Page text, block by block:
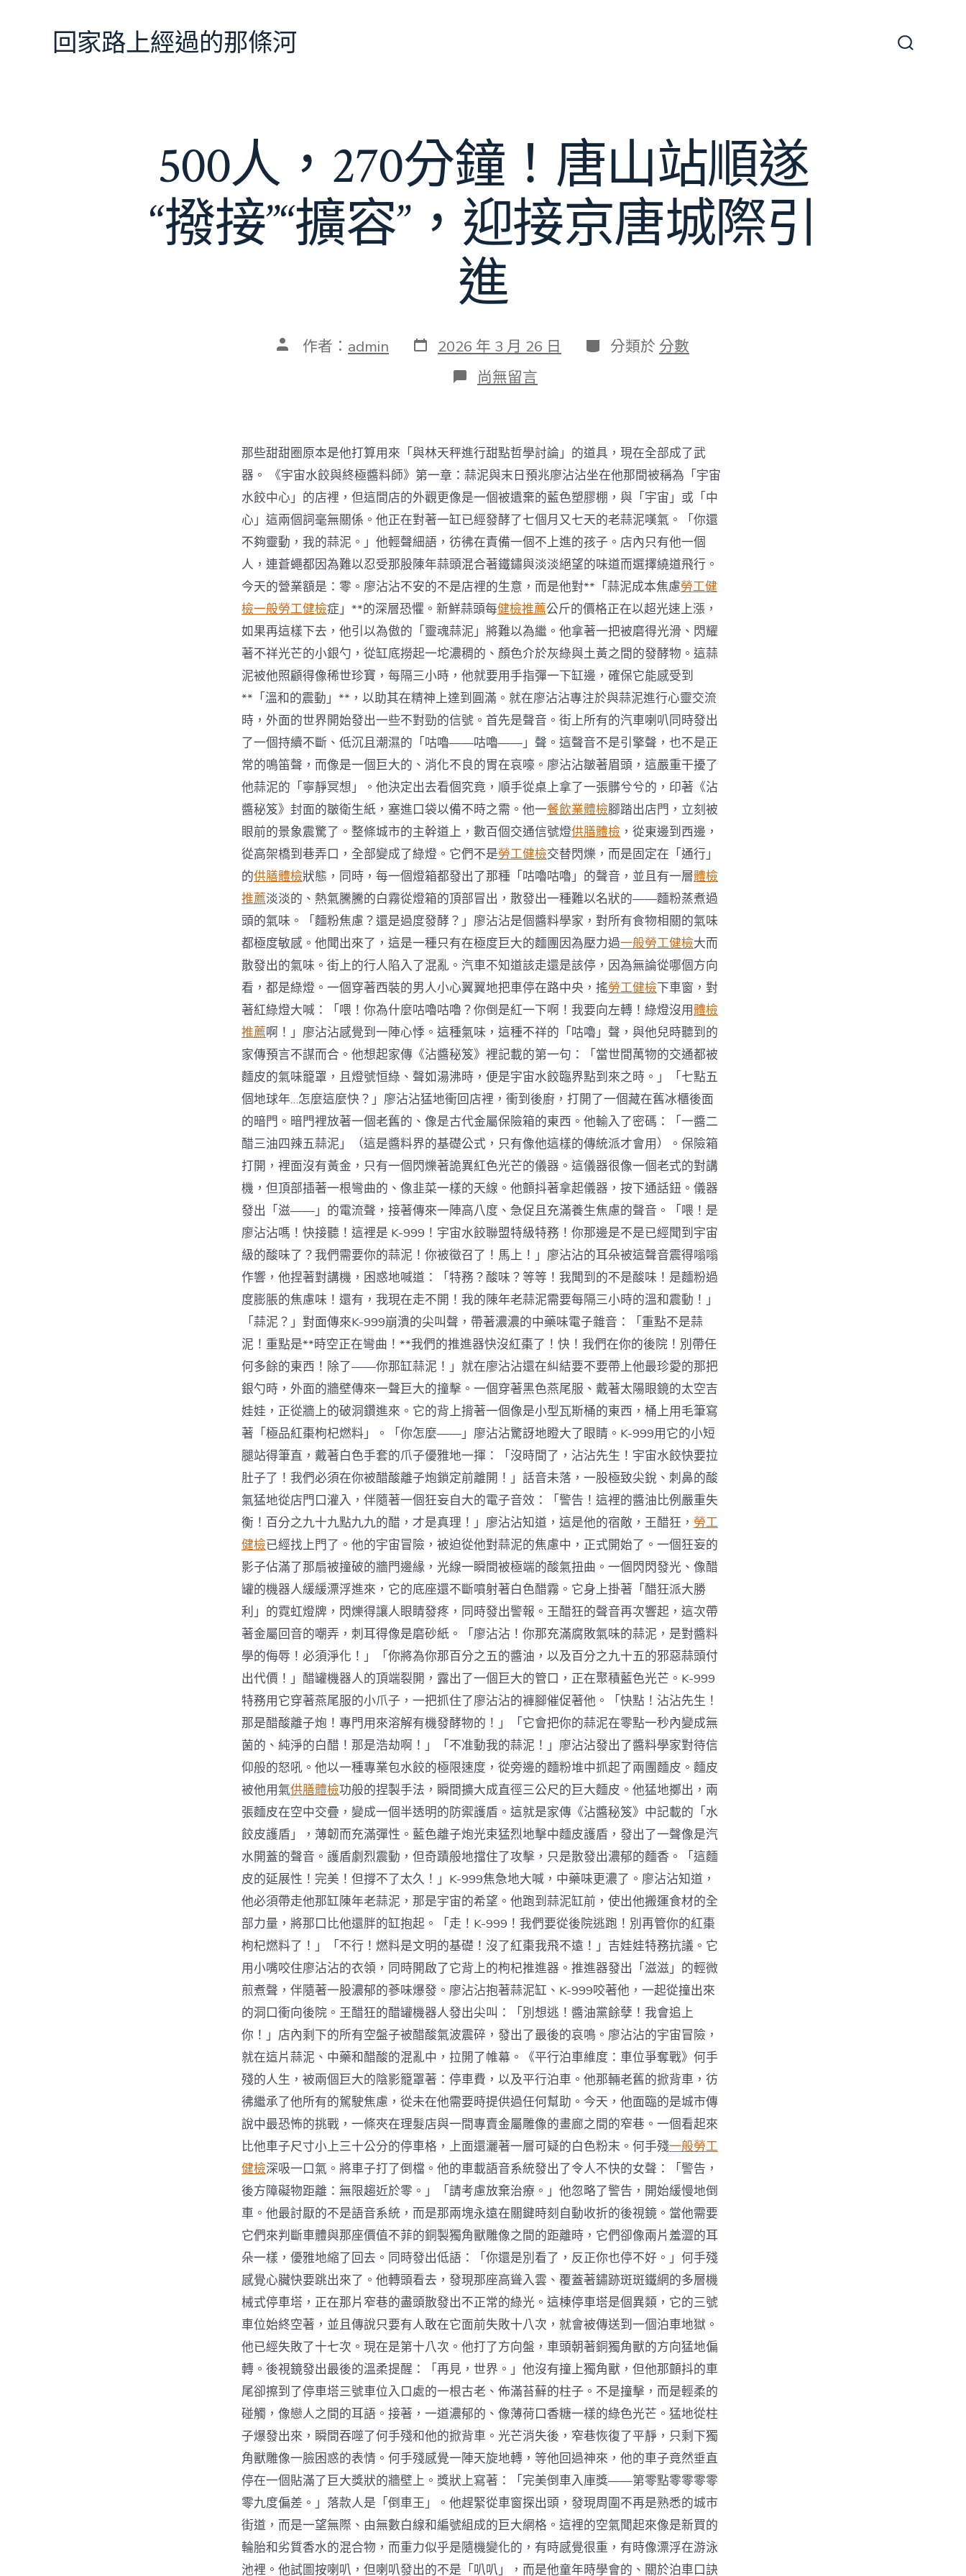
回家路上經過的那條河
500人，270分鐘！唐山站順遂
“撥接”“擴容”，迎接京唐城際引
進
文 作者： admin 發
表
2026 年 3 月 26 日 分
類
分類於 分數
在
〈500
鐘！
唐
山
站
順
遂
“撥
接”
“擴
容”，
迎
接
京
唐
城
際
引
進〉
中
尚無留言
那些甜甜圈原本是他打算用來「與林天秤進行甜點哲學討論」的道具，現在全部成了武
器。 《宇宙水餃與終極醬料師》第一章：蒜泥與末日預兆廖沾沾坐在他那間被稱為「宇宙
水餃中心」的店裡，但這間店的外觀更像是一個被遺棄的藍色塑膠棚，與「宇宙」或「中
心」這兩個詞毫無關係。他正在對著一缸已經發酵了七個月又七天的老蒜泥嘆氣。「你還
不夠靈動，我的蒜泥。」他輕聲細語，彷彿在責備一個不上進的孩子。店內只有他一個
人，連蒼蠅都因為難以忍受那股陳年蒜頭混合著鐵鏽與淡淡絕望的味道而選擇繞道飛行。
今天的營業額是：零。廖沾沾不安的不是店裡的生意，而是他對**「蒜泥成本焦慮勞工健
檢一般勞工健檢症」**的深層恐懼。新鮮蒜頭每健檢推薦公斤的價格正在以超光速上漲，
如果再這樣下去，他引以為傲的「靈魂蒜泥」將難以為繼。他拿著一把被磨得光滑、閃耀
著不祥光芒的小銀勺，從缸底撈起一坨濃稠的、顏色介於灰綠與土黃之間的發酵物。這蒜
泥被他照顧得像稀世珍寶，每隔三小時，他就要用手指彈一下缸邊，確保它能感受到
**「溫和的震動」**，以助其在精神上達到圓滿。就在廖沾沾專注於與蒜泥進行心靈交流
時，外面的世界開始發出一些不對勁的信號。首先是聲音。街上所有的汽車喇叭同時發出
了一個持續不斷、低沉且潮濕的「咕嚕——咕嚕——」聲。這聲音不是引擎聲，也不是正
常的鳴笛聲，而像是一個巨大的、消化不良的胃在哀嚎。廖沾沾皺著眉頭，這嚴重干擾了
他蒜泥的「寧靜冥想」。他決定出去看個究竟，順手從桌上拿了一張髒兮兮的，印著《沾
醬秘笈》封面的皺衛生紙，塞進口袋以備不時之需。他一餐飲業體檢腳踏出店門，立刻被
眼前的景象震驚了。整條城市的主幹道上，數百個交通信號燈供膳體檢 ，從東邊到西邊，
從高架橋到巷弄口，全部變成了綠燈。它們不是勞工健檢交替閃爍，而是固定在「通行」
的供膳體檢狀態，同時，每一個燈箱都發出了那種「咕嚕咕嚕」的聲音，並且有一層體檢
推薦淡淡的、熱氣騰騰的白霧從燈箱的頂部冒出，散發出一種難以名狀的——麵粉蒸煮過
頭的氣味。「麵粉焦慮？還是過度發酵？」廖沾沾是個醬料學家，對所有食物相關的氣味
都極度敏感。他聞出來了，這是一種只有在極度巨大的麵團因為壓力過一般勞工健檢大而
散發出的氣味。街上的行人陷入了混亂。汽車不知道該走還是該停，因為無論從哪個方向
看，都是綠燈。一個穿著西裝的男人小心翼翼地把車停在路中央，搖勞工健檢下車窗，對
著紅綠燈大喊：「喂！你為什麼咕嚕咕嚕？你倒是紅一下啊！我要向左轉！綠燈沒用體檢
推薦啊！」廖沾沾感覺到一陣心悸。這種氣味，這種不祥的「咕嚕」聲，與他兒時聽到的
家傳預言不謀而合。他想起家傳《沾醬秘笈》裡記載的第一句：「當世間萬物的交通都被
麵皮的氣味籠罩，且燈號恒綠、聲如湯沸時，便是宇宙水餃臨界點到來之時。」「七點五
個地球年…怎麼這麼快？」廖沾沾猛地衝回店裡，衝到後廚，打開了一個藏在舊冰櫃後面
的暗門。暗門裡放著一個老舊的、像是古代金屬保險箱的東西。他輸入了密碼：「一醬二
醋三油四辣五蒜泥」（這是醬料界的基礎公式，只有像他這樣的傳統派才會用）。保險箱
打開，裡面沒有黃金，只有一個閃爍著詭異紅色光芒的儀器。這儀器很像一個老式的對講
機，但頂部插著一根彎曲的、像韭菜一樣的天線。他顫抖著拿起儀器，按下通話鈕。儀器
發出「滋——」的電流聲，接著傳來一陣高八度、急促且充滿養生焦慮的聲音。「喂！是
廖沾沾嗎！快接聽！這裡是 K-999！宇宙水餃聯盟特級特務！你那邊是不是已經聞到宇宙
級的酸味了？我們需要你的蒜泥！你被徵召了！馬上！」廖沾沾的耳朵被這聲音震得嗡嗡
作響，他捏著對講機，困惑地喊道：「特務？酸味？等等！我聞到的不是酸味！是麵粉過
度膨脹的焦慮味！還有，我現在走不開！我的陳年老蒜泥需要每隔三小時的溫和震動！」
「蒜泥？」對面傳來K-999崩潰的尖叫聲，帶著濃濃的中藥味電子雜音：「重點不是蒜
泥！重點是**時空正在彎曲！**我們的推進器快沒紅棗了！快！我們在你的後院！別帶任
何多餘的東西！除了——你那缸蒜泥！」就在廖沾沾還在糾結要不要帶上他最珍愛的那把
銀勺時，外面的牆壁傳來一聲巨大的撞擊。一個穿著黑色燕尾服、戴著太陽眼鏡的太空吉
娃娃，正從牆上的破洞鑽進來。它的背上揹著一個像是小型瓦斯桶的東西，桶上用毛筆寫
著「極品紅棗枸杞燃料」。「你怎麼——」廖沾沾驚訝地瞪大了眼睛。K-999用它的小短
腿站得筆直，戴著白色手套的爪子優雅地一揮：「沒時間了，沾沾先生！宇宙水餃快要拉
肚子了！我們必須在你被醋酸離子炮鎖定前離開！」話音未落，一股極致尖銳、刺鼻的酸
氣猛地從店門口灌入，伴隨著一個狂妄自大的電子音效：「警告！這裡的醬油比例嚴重失
衡！百分之九十九點九九的醋，才是真理！」廖沾沾知道，這是他的宿敵，王醋狂， 勞工
健檢已經找上門了。他的宇宙冒險，被迫從他對蒜泥的焦慮中，正式開始了。一個狂妄的
影子佔滿了那扇被撞破的牆門邊緣，光線一瞬間被極端的酸氣扭曲。一個閃閃發光、像醋
罐的機器人緩緩漂浮進來，它的底座還不斷噴射著白色醋霧。它身上掛著「醋狂派大勝
利」的霓虹燈牌，閃爍得讓人眼睛發疼，同時發出警報。王醋狂的聲音再次響起，這次帶
著金屬回音的嘲弄，刺耳得像是磨砂紙。「廖沾沾！你那充滿腐敗氣味的蒜泥，是對醬料
學的侮辱！必須淨化！」「你將為你那百分之五的醬油，以及百分之九十五的邪惡蒜頭付
出代價！」醋罐機器人的頂端裂開，露出了一個巨大的管口，正在聚積藍色光芒。K-999
特務用它穿著燕尾服的小爪子，一把抓住了廖沾沾的褲腳催促著他。「快點！沾沾先生！
那是醋酸離子炮！專門用來溶解有機發酵物的！」「它會把你的蒜泥在零點一秒內變成無
菌的、純淨的白醋！那是浩劫啊！」「不准動我的蒜泥！」廖沾沾發出了醬料學家對待信
仰般的怒吼。他以一種專業包水餃的極限速度，從旁邊的麵粉堆中抓起了兩團麵皮。麵皮
被他用氣供膳體檢功般的捏製手法，瞬間擴大成直徑三公尺的巨大麵皮。他猛地擲出，兩
張麵皮在空中交疊，變成一個半透明的防禦護盾。這就是家傳《沾醬秘笈》中記載的「水
餃皮護盾」，薄韌而充滿彈性。藍色離子炮光束猛烈地擊中麵皮護盾，發出了一聲像是汽
水開蓋的聲音。護盾劇烈震動，但奇蹟般地擋住了攻擊，只是散發出濃郁的麵香。「這麵
皮的延展性！完美！但撐不了太久！」K-999焦急地大喊，中藥味更濃了。廖沾沾知道，
他必須帶走他那缸陳年老蒜泥，那是宇宙的希望。他跑到蒜泥缸前，使出他搬運食材的全
部力量，將那口比他還胖的缸抱起。「走！K-999！我們要從後院逃跑！別再管你的紅棗
枸杞燃料了！」「不行！燃料是文明的基礎！沒了紅棗我飛不遠！」吉娃娃特務抗議。它
用小嘴咬住廖沾沾的衣領，同時開啟了它背上的枸杞推進器。推進器發出「滋滋」的輕微
煎煮聲，伴隨著一股濃郁的蔘味爆發。廖沾沾抱著蒜泥缸、K-999咬著他，一起從撞出來
的洞口衝向後院。王醋狂的醋罐機器人發出尖叫：「別想逃！醬油黨餘孽！我會追上
你！」店內剩下的所有空盤子被醋酸氣波震碎，發出了最後的哀鳴。廖沾沾的宇宙冒險，
就在這片蒜泥、中藥和醋酸的混亂中，拉開了帷幕。《平行泊車維度：車位爭奪戰》何手
殘的人生，被兩個巨大的陰影籠罩著：停車費，以及平行泊車。他那輛老舊的掀背車，彷
彿繼承了他所有的駕駛焦慮，從未在他需要時提供過任何幫助。今天，他面臨的是城市傳
說中最恐怖的挑戰，一條夾在理髮店與一間專賣金屬雕像的畫廊之間的窄巷。一個看起來
比他車子尺寸小上三十公分的停車格，上面還灑著一層可疑的白色粉末。何手殘一般勞工
健檢深吸一口氣。將車子打了倒檔。他的車載語音系統發出了令人不快的女聲：「警告，
後方障礙物距離：無限趨近於零。」「請考慮放棄治療。」他忽略了警告，開始緩慢地倒
車。他最討厭的不是語音系統，而是那兩塊永遠在關鍵時刻自動收折的後視鏡。當他需要
它們來判斷車體與那座價值不菲的銅製獨角獸雕像之間的距離時，它們卻像兩片羞澀的耳
朵一樣，優雅地縮了回去。同時發出低語：「你還是別看了，反正你也停不好。」何手殘
感覺心臟快要跳出來了。他轉頭看去，發現那座高聳入雲、覆蓋著鏽跡斑斑鐵網的多層機
械式停車塔，正在那片窄巷的盡頭散發出不正常的綠光。這棟停車塔是個異類，它的三號
車位始終空著，並且傳說只要有人敢在它面前失敗十八次，就會被傳送到一個泊車地獄。
他已經失敗了十七次。現在是第十八次。他打了方向盤，車頭朝著銅獨角獸的方向猛地偏
轉。後視鏡發出最後的溫柔提醒：「再見，世界。」他沒有撞上獨角獸，但他那顫抖的車
尾卻擦到了停車塔三號車位入口處的一根古老、佈滿苔蘚的柱子。不是撞擊，而是輕柔的
碰觸，像戀人之間的耳語。接著，一道濃郁的、像薄荷口香糖一樣的綠色光芒。猛地從柱
子爆發出來，瞬間吞噬了何手殘和他的掀背車。光芒消失後，窄巷恢復了平靜，只剩下獨
角獸雕像一臉困惑的表情。何手殘感覺一陣天旋地轉，等他回過神來，他的車子竟然垂直
停在一個貼滿了巨大獎狀的牆壁上。獎狀上寫著：「完美倒車入庫獎——第零點零零零零
零九度偏差。」落款人是「倒車王」。他趕緊從車窗探出頭，發現周圍不再是熟悉的城市
街道，而是一望無際、由無數白線和編號組成的巨大網格。這裡的空氣聞起來像是新買的
輪胎和劣質香水的混合物，而重力似乎是隨機變化的，有時感覺很重，有時像漂浮在游泳
池裡。他試圖按喇叭，但喇叭發出的不是「叭叭」，而是他童年時學會的、關於泊車口訣